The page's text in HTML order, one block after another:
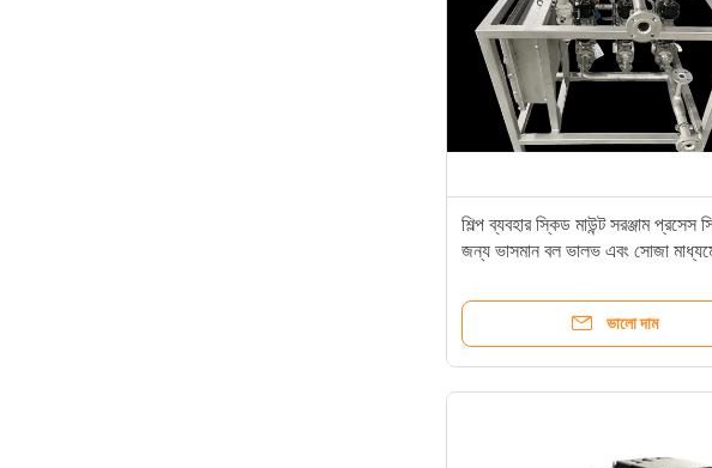
শিল্প ব্যবহার স্কিড মাউন্ট সরঞ্জাম প্রসেস
জন্য ভাসমান বল ভালভ এবং সোজা
ভালো দাম